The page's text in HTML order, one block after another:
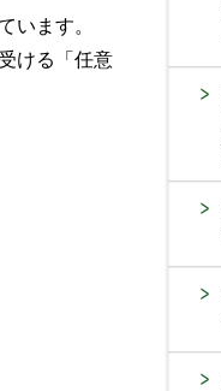
います。
ける「任意